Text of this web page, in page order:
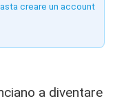
creare un account
a diventare